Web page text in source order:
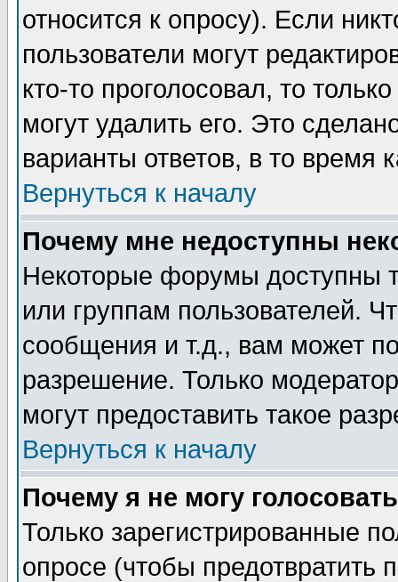
относится к опросу). Если
пользователи могут
кто-то проголосовал, то
могут удалить его. Это
варианты ответов, в то время
Вернуться к началу
Почему мне недоступны
Некоторые форумы доступны
или группам пользователей.
сообщения и т.д., вам может
разрешение. Только
могут предоставить такое
Вернуться к началу
Почему я не могу
Только зарегистрированные
опросе (чтобы предотвратить